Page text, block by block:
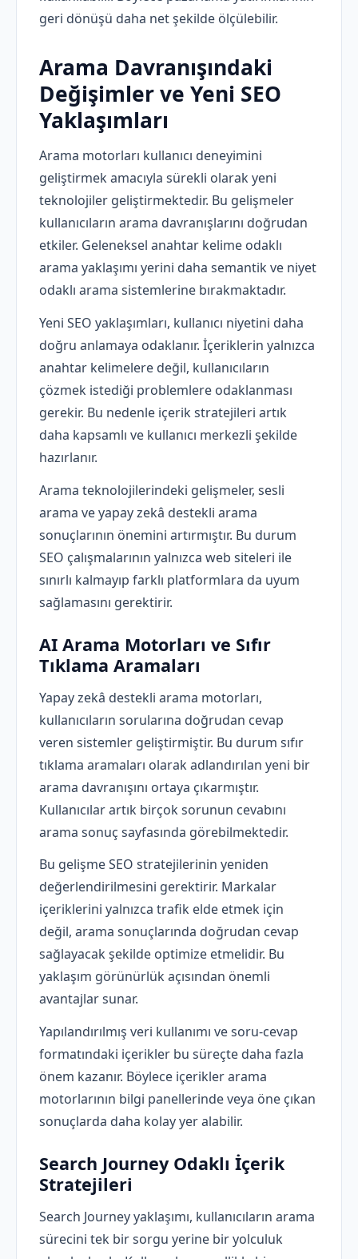
geri dönüşü daha net şekilde ölçülebilir.
Arama Davranışındaki
Değişimler ve Yeni SEO
Yaklaşımları
Arama motorları kullanıcı deneyimini
geliştirmek amacıyla sürekli olarak yeni
teknolojiler geliştirmektedir. Bu gelişmeler
kullanıcıların arama davranışlarını doğrudan
etkiler. Geleneksel anahtar kelime odaklı
arama yaklaşımı yerini daha semantik ve niyet
odaklı arama sistemlerine bırakmaktadır.
Yeni SEO yaklaşımları, kullanıcı niyetini daha
doğru anlamaya odaklanır. İçeriklerin yalnızca
anahtar kelimelere değil, kullanıcıların
çözmek istediği problemlere odaklanması
gerekir. Bu nedenle içerik stratejileri artık
daha kapsamlı ve kullanıcı merkezli şekilde
hazırlanır.
Arama teknolojilerindeki gelişmeler, sesli
arama ve yapay zekâ destekli arama
sonuçlarının önemini artırmıştır. Bu durum
SEO çalışmalarının yalnızca web siteleri ile
sınırlı kalmayıp farklı platformlara da uyum
sağlamasını gerektirir.
AI Arama Motorları ve Sıfır
Tıklama Aramaları
Yapay zekâ destekli arama motorları,
kullanıcıların sorularına doğrudan cevap
veren sistemler geliştirmiştir. Bu durum sıfır
tıklama aramaları olarak adlandırılan yeni bir
arama davranışını ortaya çıkarmıştır.
Kullanıcılar artık birçok sorunun cevabını
arama sonuç sayfasında görebilmektedir.
Bu gelişme SEO stratejilerinin yeniden
değerlendirilmesini gerektirir. Markalar
içeriklerini yalnızca trafik elde etmek için
değil, arama sonuçlarında doğrudan cevap
sağlayacak şekilde optimize etmelidir. Bu
yaklaşım görünürlük açısından önemli
avantajlar sunar.
Yapılandırılmış veri kullanımı ve soru-cevap
formatındaki içerikler bu süreçte daha fazla
önem kazanır. Böylece içerikler arama
motorlarının bilgi panellerinde veya öne çıkan
sonuçlarda daha kolay yer alabilir.
Search Journey Odaklı İçerik
Stratejileri
Search Journey yaklaşımı, kullanıcıların arama
sürecini tek bir sorgu yerine bir yolculuk